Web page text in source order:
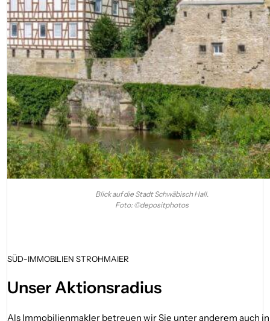
Blick auf die Stadt Schwäbisch Hall.
Foto: ©depositphotos
SÜD-IMMOBILIEN STROHMAIER
Unser Aktionsradius
Als Immobilienmakler betreuen wir Sie unter anderem auch